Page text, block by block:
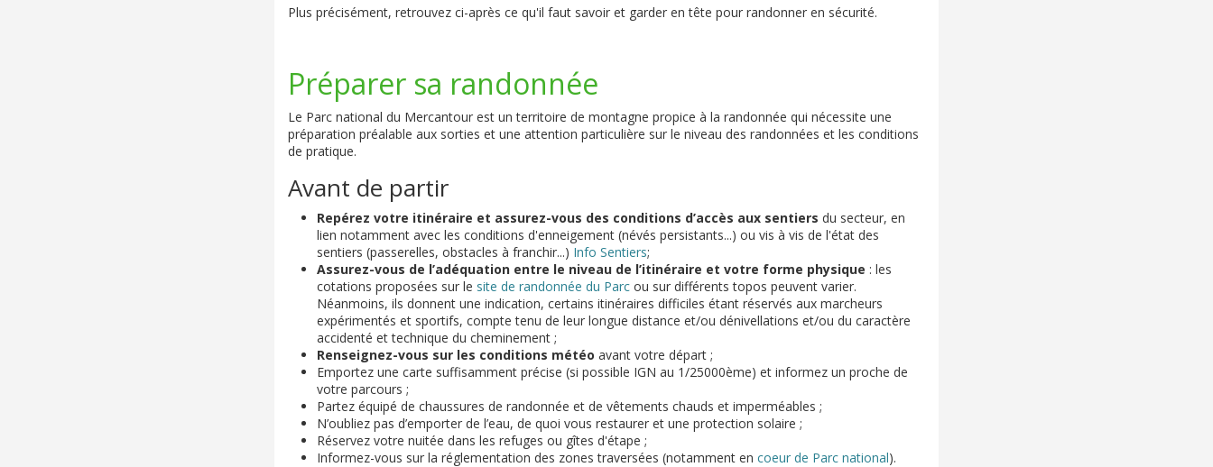
Plus précisément, retrouvez ci-après ce qu'il faut savoir et garder en tête pour randonner en sécurité.
Préparer sa randonnée
Le Parc national du Mercantour est un territoire de montagne propice à la randonnée qui nécessite une
préparation préalable aux sorties et une attention particulière sur le niveau des randonnées et les conditions
de pratique.
Avant de partir
Repérez votre itinéraire et assurez-vous des conditions d’accès aux sentiers du secteur, en
lien notamment avec les conditions d'enneigement (névés persistants...) ou vis à vis de l'état des
sentiers (passerelles, obstacles à franchir...) Info Sentiers;
Assurez-vous de l’adéquation entre le niveau de l’itinéraire et votre forme physique : les
cotations proposées sur le site de randonnée du Parc ou sur différents topos peuvent varier.
Néanmoins, ils donnent une indication, certains itinéraires difficiles étant réservés aux marcheurs
expérimentés et sportifs, compte tenu de leur longue distance et/ou dénivellations et/ou du caractère
accidenté et technique du cheminement ;
Renseignez-vous sur les conditions météo avant votre départ ;
Emportez une carte suffisamment précise (si possible IGN au 1/25000ème) et informez un proche de
votre parcours ;
Partez équipé de chaussures de randonnée et de vêtements chauds et imperméables ;
N’oubliez pas d’emporter de l’eau, de quoi vous restaurer et une protection solaire ;
Réservez votre nuitée dans les refuges ou gîtes d'étape ;
Informez-vous sur la réglementation des zones traversées (notamment en coeur de Parc national).